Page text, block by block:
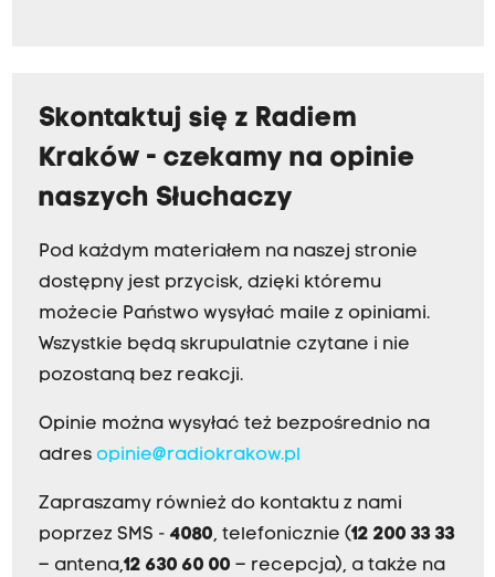
Skontaktuj się z Radiem
Kraków - czekamy na opinie
naszych Słuchaczy
Pod każdym materiałem na naszej stronie
dostępny jest przycisk, dzięki któremu
możecie Państwo wysyłać maile z opiniami.
Wszystkie będą skrupulatnie czytane i nie
pozostaną bez reakcji.
Opinie można wysyłać też bezpośrednio na
adres opinie@radiokrakow.pl
Zapraszamy również do kontaktu z nami
poprzez SMS - 4080, telefonicznie (12 200 33 33
– antena,12 630 60 00 – recepcja), a także na